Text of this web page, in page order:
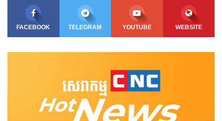
FACEBOOK TELEGRAM YOUTUBE WEBSITE